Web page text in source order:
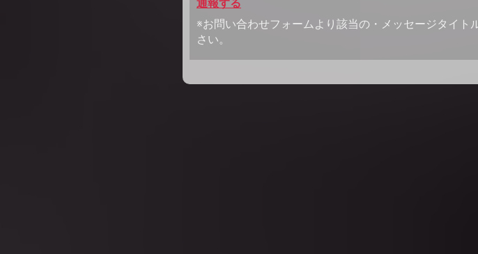
通報する
※お問い合わせフォームより該当の・メッセージタイ
さい。